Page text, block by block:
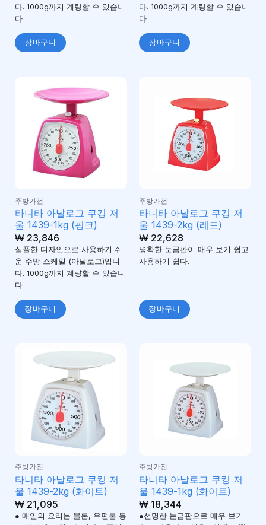
다. 1000g까지 계량할 수 있습니
다
장바구니
다. 1000g까지 계량할 수 있습니
다
장바구니
주방가전
타니타 아날로그 쿠킹 저
울 1439-1kg (핑크)
₩23,846
심플한 디자인으로 사용하기 쉬
운 주방 스케일 (아날로그)입니
다. 1000g까지 계량할 수 있습니
다
장바구니
주방가전
타니타 아날로그 쿠킹 저
울 1439-2kg (레드)
₩22,628
명확한 눈금판이 매우 보기 쉽고
사용하기 쉽다.
장바구니
주방가전
타니타 아날로그 쿠킹 저
울 1439-2kg (화이트)
₩21,095
● 매일의 요리는 물론, 우편물 등
주방가전
타니타 아날로그 쿠킹 저
울 1439-1kg (화이트)
₩18,344
●선명한 눈금판으로 매우 보기